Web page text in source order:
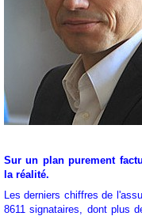
Sur un plan purement
la réalité.
Les derniers chiffres de
8611 signataires, dont plus